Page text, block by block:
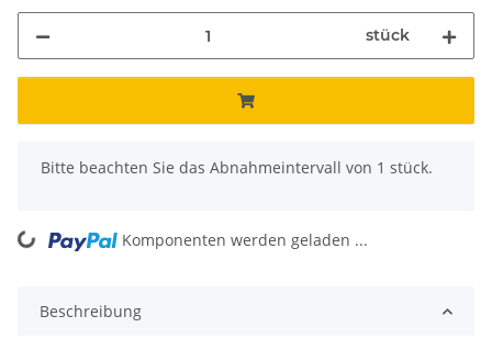
stück
x
Bitte beachten Sie das Abnahmeintervall von 1 stück.
Loading... Komponenten werden geladen ...
Beschreibung